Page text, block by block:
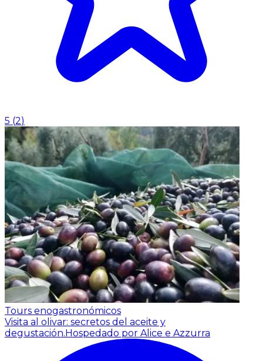
5 (2)
Tours enogastronómicos
Visita al olivar: secretos del aceite y
degustación. Hospedado por Alice e Azzurra